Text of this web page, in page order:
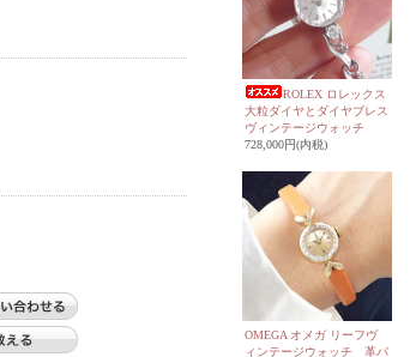
ROLEX ロレックス
大粒ダイヤとダイヤブレス
ヴィンテージウォッチ
728,000円(内税)
OMEGA オメガ リーフヴ
ィンテージウォッチ 革バ